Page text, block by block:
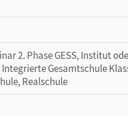
2. Phase GESS, Institut
Gesamtschule
Realschule